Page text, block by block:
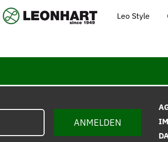
Leo Style
ANMELDEN